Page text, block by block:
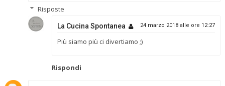
Risposte
La Cucina Spontanea 24 marzo 2018 alle ore 12:27
Più siamo più ci divertiamo ;)
Rispondi